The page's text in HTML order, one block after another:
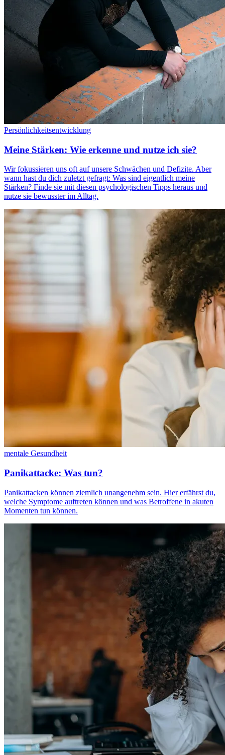
Persönlichkeitsentwicklung
Meine Stärken: Wie erkenne und nutze ich sie?
Wir fokussieren uns oft auf unsere Schwächen und Defizite. Aber
wann hast du dich zuletzt gefragt: Was sind eigentlich meine
Stärken? Finde sie mit diesen psychologischen Tipps heraus und
nutze sie bewusster im Alltag.
mentale Gesundheit
Panikattacke: Was tun?
Panikattacken können ziemlich unangenehm sein. Hier erfährst du,
welche Symptome auftreten können und was Betroffene in akuten
Momenten tun können.